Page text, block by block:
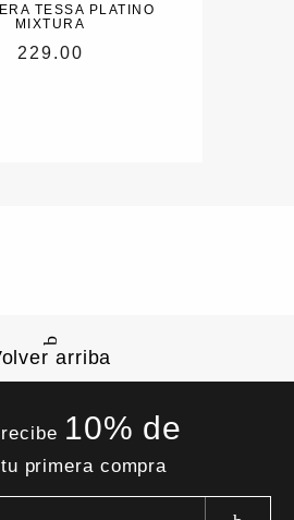
TESSA PLATINO
MIXTURA
229.00
arriba
10% de
primera compra